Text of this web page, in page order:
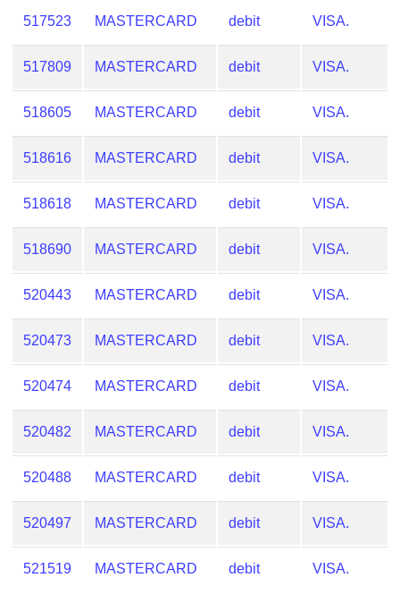
Generate
Credit
Card
from
BIN
Card
Checker
What
My
IP
IP
IP
BIN
Checker
Validator
517523 MASTERCARD debit VISA.
517809 MASTERCARD debit VISA.
518605 MASTERCARD debit VISA.
518616 MASTERCARD debit VISA.
518618 MASTERCARD debit VISA.
518690 MASTERCARD debit VISA.
520443 MASTERCARD debit VISA.
520473 MASTERCARD debit VISA.
520474 MASTERCARD debit VISA.
520482 MASTERCARD debit VISA.
520488 MASTERCARD debit VISA.
520497 MASTERCARD debit VISA.
521519 MASTERCARD debit VISA.